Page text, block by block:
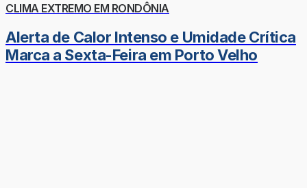
CLIMA EXTREMO EM RONDÔNIA
Alerta de Calor Intenso e Umidade Crítica
Marca a Sexta-Feira em Porto Velho